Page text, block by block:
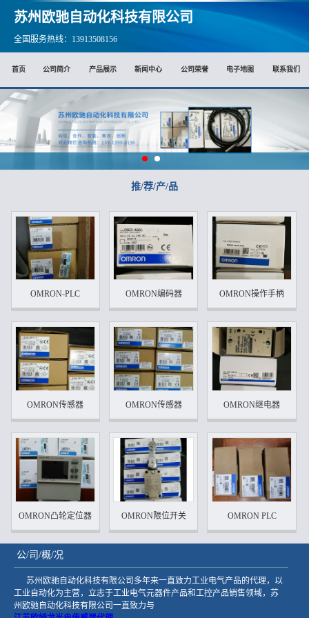
苏州欧驰自动化科技有限公司
全国服务热线：13913508156
首页 公司简介 产品展示 新闻中心 公司荣誉 电子地图 联系我们
推/荐/产/品
OMRON-PLC OMRON编码器 OMRON操作手柄
OMRON传感器 OMRON传感器 OMRON继电器
OMRON凸轮定位器 OMRON限位开关 OMRON PLC
公/司/概/况
苏州欧驰自动化科技有限公司多年来一直致力工业电气产品的代理，以
工业自动化为主营，立志于工业电气元器件产品和工控产品销售领域，苏
州欧驰自动化科技有限公司一直致力与